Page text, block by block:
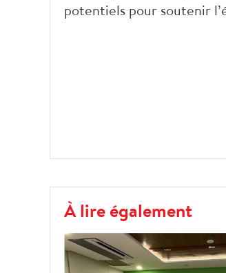
potentiels pour soutenir
À lire également